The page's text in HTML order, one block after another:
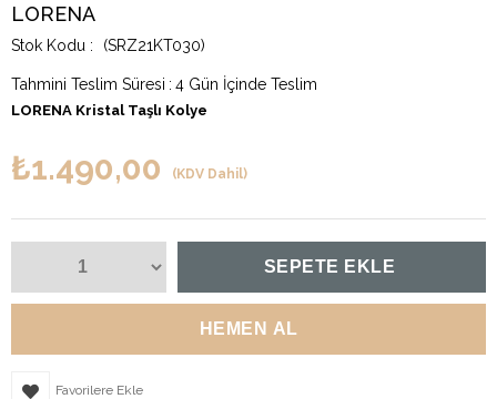
LORENA
(SRZ21KT030)
Tahmini Teslim Süresi : 4 Gün İçinde Teslim
LORENA Kristal Taşlı Kolye
₺1.490,00 (KDV Dahil)
Favorilere Ekle